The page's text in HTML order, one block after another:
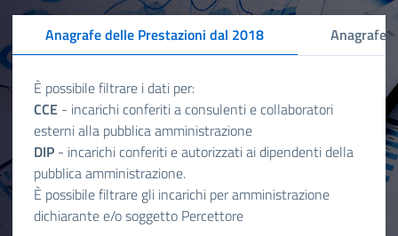
Anagrafe delle Prestazioni dal 2018 Anagrafe
È possibile filtrare i dati per:
CCE - incarichi conferiti a consulenti e collaboratori
esterni alla pubblica amministrazione
DIP - incarichi conferiti e autorizzati ai dipendenti della
pubblica amministrazione.
È possibile filtrare gli incarichi per amministrazione
dichiarante e/o soggetto Percettore